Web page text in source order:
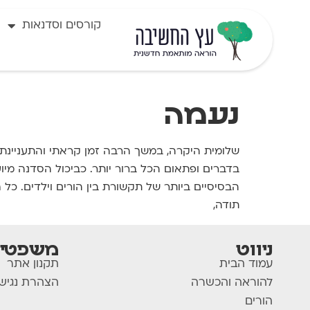
קורסים וסדנאות
נעמה
שלומית היקרה, במשך הרבה זמן קראתי
בדברים ופתאום הכל ברור יותר. כביכול הסדנה
הבסיסיים ביותר של תקשורת בין הורים וילדים.
תודה,
ניווט
עמוד הבית
להוראה והכשרה
הורים
משפטי
תקנון אתר
הצהרת